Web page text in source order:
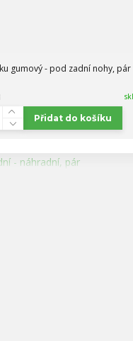
gumový - pod zadní nohy, pár
Přidat do košíku